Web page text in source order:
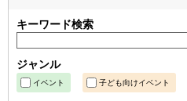
キーワード検索
ジャンル
イベント 子ども向けイベント